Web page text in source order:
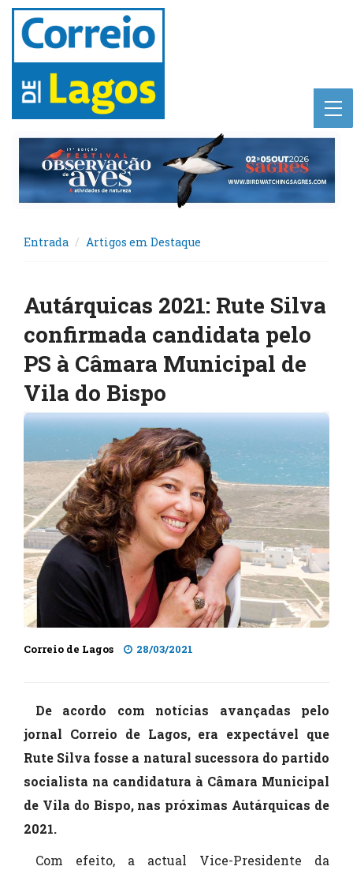
Entrada Artigos em Destaque
Autárquicas 2021: Rute Silva
confirmada candidata pelo
PS à Câmara Municipal de
Vila do Bispo
Correio de Lagos 28/03/2021
De acordo com notícias avançadas pelo
jornal Correio de Lagos, era expectável que
Rute Silva fosse a natural sucessora do partido
socialista na candidatura à Câmara Municipal
de Vila do Bispo, nas próximas Autárquicas de
2021.
Com efeito, a actual Vice-Presidente da